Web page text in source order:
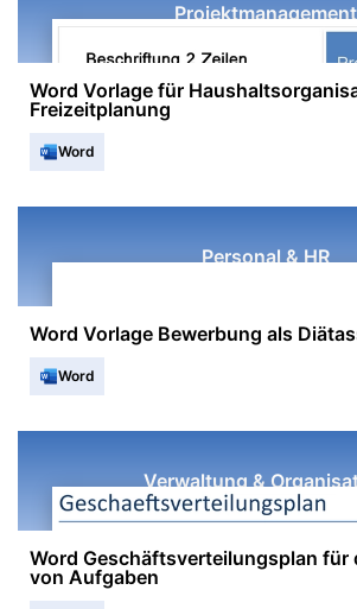
Projektmanagement
Word Vorlage für
Freizeitplanung
Word
Personal & HR
Word Vorlage Bewerbung als
Word
Verwaltung &
Word Geschäftsverteilungsplan für
von Aufgaben